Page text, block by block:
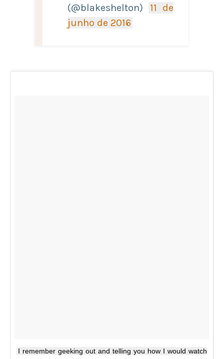
(@blakeshelton)
11 de
junho de 2016
I remember geeking out and telling you how I would watch